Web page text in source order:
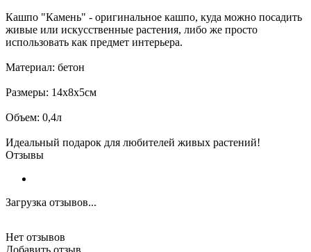
Кашпо "Камень" - оригинальное кашпо, куда можно посадить
живые или искусственные растения, либо же просто
использовать как предмет интерьера.
Материал: бетон
Размеры: 14х8х5см
Объем: 0,4л
Идеальный подарок для любителей живых растений!
Отзывы
Загрузка отзывов...
Нет отзывов
Добавить отзыв